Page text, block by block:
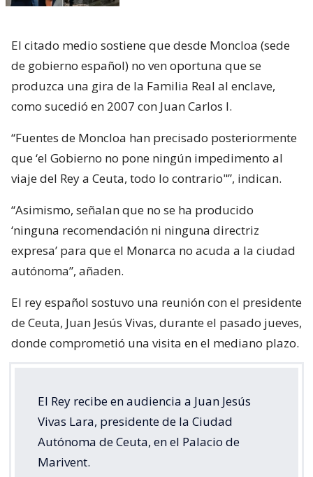
El citado medio sostiene que desde Moncloa (sede
de gobierno español) no ven oportuna que se
produzca una gira de la Familia Real al enclave,
como sucedió en 2007 con Juan Carlos I.
“Fuentes de Moncloa han precisado posteriormente
que ‘el Gobierno no pone ningún impedimento al
viaje del Rey a Ceuta, todo lo contrario"”, indican.
“Asimismo, señalan que no se ha producido
‘ninguna recomendación ni ninguna directriz
expresa’ para que el Monarca no acuda a la ciudad
autónoma”, añaden.
El rey español sostuvo una reunión con el presidente
de Ceuta, Juan Jesús Vivas, durante el pasado jueves,
donde comprometió una visita en el mediano plazo.
El Rey recibe en audiencia a Juan Jesús
Vivas Lara, presidente de la Ciudad
Autónoma de Ceuta, en el Palacio de
Marivent.